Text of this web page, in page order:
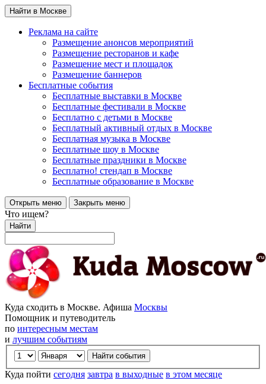
Найти в Москве
Реклама на сайте
Размещение анонсов мероприятий
Размещение ресторанов и кафе
Размещение мест и площадок
Размещение баннеров
Бесплатные события
Бесплатные выставки в Москве
Бесплатные фестивали в Москве
Бесплатно с детьми в Москве
Бесплатный активный отдых в Москве
Бесплатная музыка в Москве
Бесплатные шоу в Москве
Бесплатные праздники в Москве
Бесплатно! стендап в Москве
Бесплатные образование в Москве
Открыть меню Закрыть меню
Что ищем?
Найти
Куда сходить в Москве. Афиша Москвы
Помощник и путеводитель
по интересным местам
и лучшим событиям
Куда пойти сегодня завтра в выходные в этом месяце